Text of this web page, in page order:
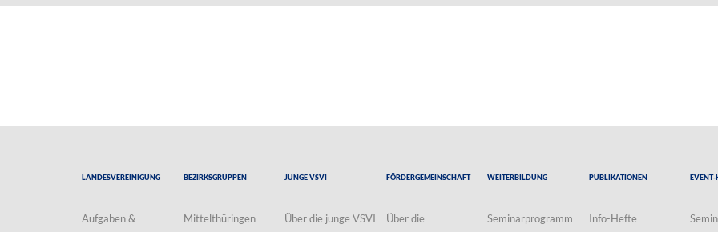
Landesvereinigung
Aufgaben &
Bezirksgruppen
Mittelthüringen
Junge VSVI
Über die junge VSVI
Fördergemeinschaft
Über die
Weiterbildung
Seminarprogramm
Publikationen
Info-Hefte